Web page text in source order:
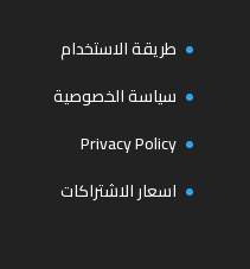
طريقة الاستخدام
سياسة الخصوصية
Privacy Policy
اسعار الاشتراكات